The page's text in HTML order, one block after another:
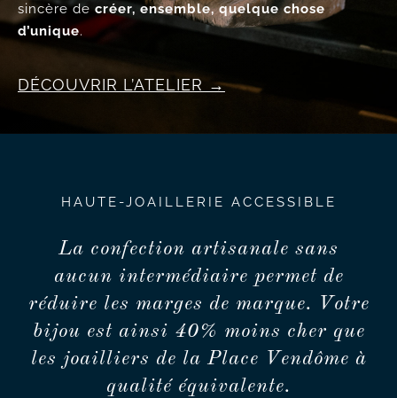
sincère de créer, ensemble, quelque chose
d’unique.
DÉCOUVRIR L’ATELIER
HAUTE-JOAILLERIE ACCESSIBLE
La confection artisanale sans
aucun intermédiaire permet de
réduire les marges de marque. Votre
bijou est ainsi 40% moins cher que
les joailliers de la Place Vendôme à
qualité équivalente.